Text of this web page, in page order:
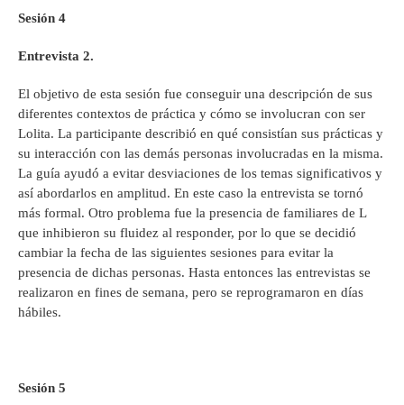
Sesión 4
Entrevista 2.
El objetivo de esta sesión fue conseguir una descripción de sus
diferentes contextos de práctica y cómo se involucran con ser
Lolita. La participante describió en qué consistían sus prácticas y
su interacción con las demás personas involucradas en la misma.
La guía ayudó a evitar desviaciones de los temas significativos y
así abordarlos en amplitud. En este caso la entrevista se tornó
más formal. Otro problema fue la presencia de familiares de L
que inhibieron su fluidez al responder, por lo que se decidió
cambiar la fecha de las siguientes sesiones para evitar la
presencia de dichas personas. Hasta entonces las entrevistas se
realizaron en fines de semana, pero se reprogramaron en días
hábiles.
Sesión 5